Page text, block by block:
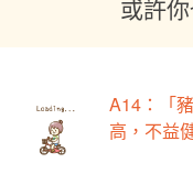
或許
A14：「
高，不益